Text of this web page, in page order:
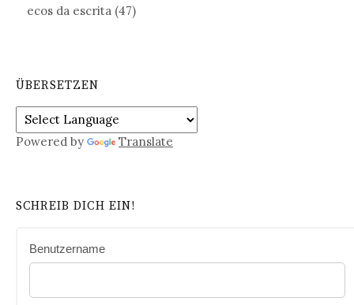
ecos da escrita (47)
ÜBERSETZEN
Powered by Translate
SCHREIB DICH EIN!
Benutzername